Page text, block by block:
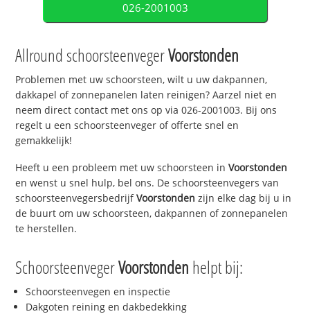
026-2001003
Allround schoorsteenvegerVoorstonden
Problemen met uw schoorsteen, wilt u uw dakpannen,
dakkapel of zonnepanelen laten reinigen? Aarzel niet en
neem direct contact met ons op via 026-2001003. Bij ons
regelt u een schoorsteenveger of offerte snel en
gemakkelijk!
Heeft u een probleem met uw schoorsteen inVoorstonden
en wenst u snel hulp, bel ons. De schoorsteenvegers van
schoorsteenvegersbedrijfVoorstonden zijn elke dag bij u in
de buurt om uw schoorsteen, dakpannen of zonnepanelen
te herstellen.
SchoorsteenvegerVoorstonden helpt bij:
Schoorsteenvegen en inspectie
Dakgoten reining en dakbedekking